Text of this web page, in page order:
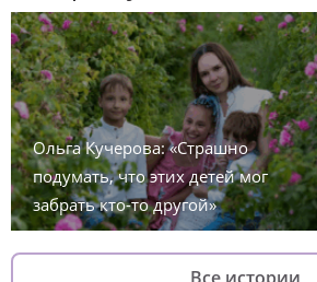
Ольга Кучерова: «Страшно
подумать, что этих детей мог
забрать кто-то другой»